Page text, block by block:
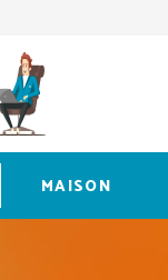
MAISON